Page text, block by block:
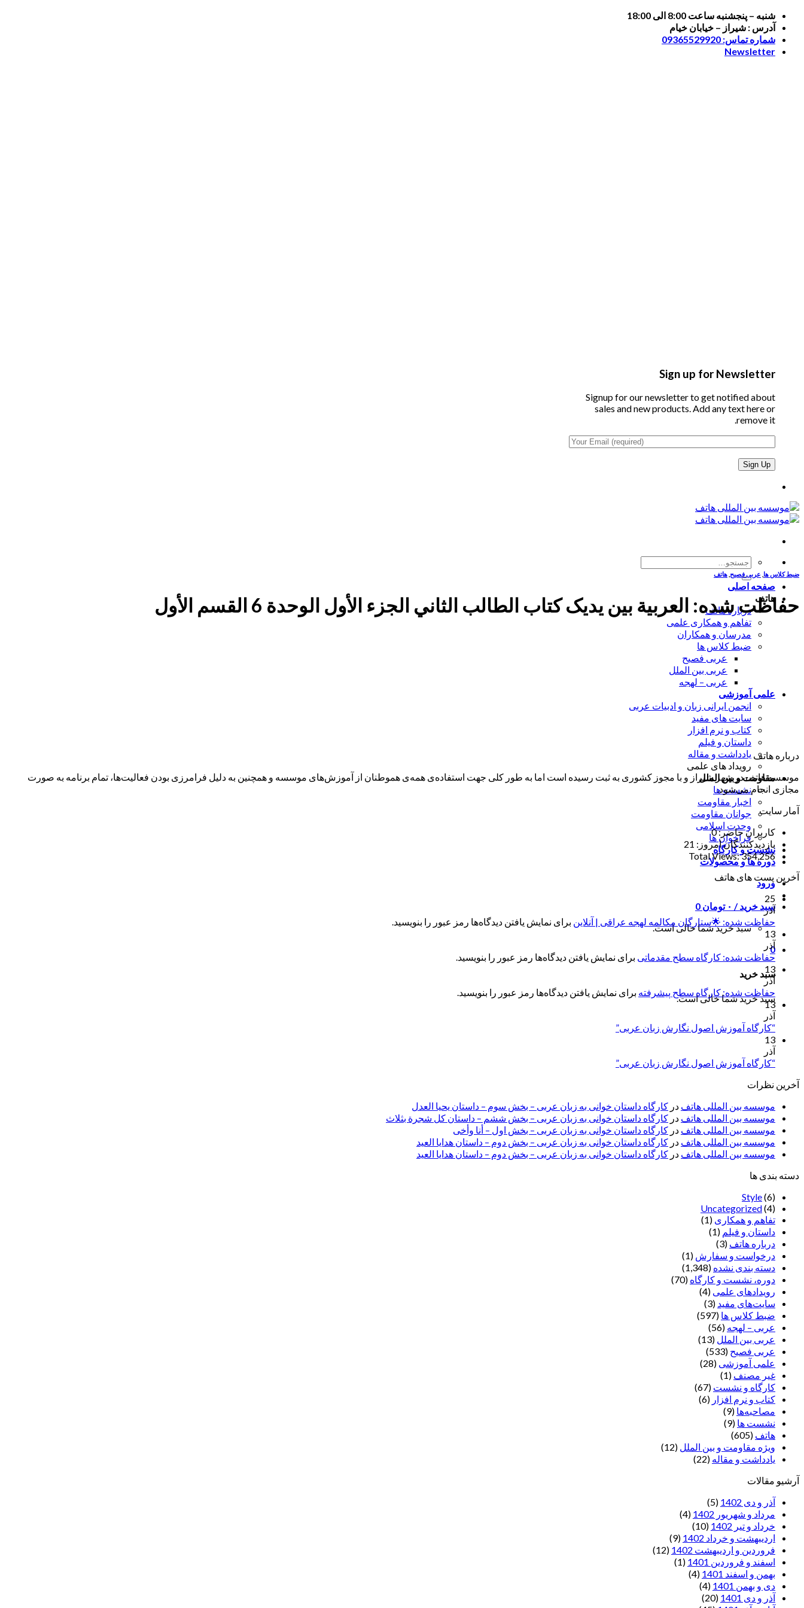
Skip
content
شنبه – پنجشنبه ساعت 8:00 الی 18:00
آدرس : شیراز – خیابان خیام
شماره تماس: 09365529920
Newsletter
Sign up for Newsletter
Signup for our newsletter to get notified about
sales and new products. Add any text here or
remove it.
جستجو
برای:
صفحه اصلی
هاتف
درباره هاتف
تفاهم و همکاری علمی
مدرسان و همکاران
ضبط کلاس ها
عربی فصیح
عربی بین الملل
عربی – لهجه
علمی آموزشی
انجمن ایرانی زبان و ادبیات عربی
سایت های مفید
کتاب و نرم افزار
داستان و فیلم
یادداشت و مقاله
رویداد های علمی
مقاومت و بین الملل
نشست ها
اخبار مقاومت
جوانان مقاومت
وحدت اسلامی
فراخوان ها
نشست و کارگاه
دوره ها و محصولات
ورود
سبد خرید / ۰ تومان 0
سبد خرید شما خالی است.
0
سبد خرید
سبد خرید شما خالی است.
ضبط کلاس ها عربی فصیح هاتف
حفاظت شده: العربیة بین یدیک کتاب الطالب الثاني الجزء الأول الوحدة 6 القسم الأول
درباره هاتف
موسسه هاتف در شهر شیراز و با مجوز کشوری به ثبت رسیده است اما به طور کلی جهت استفاده‌ی همه‌ی هموطنان از آموزش‌های موسسه و همچنین به دلیل فرامرزی بودن فعالیت‌ها، تمام برنامه به صورت
مجازی انجام می‌شود.
آمار سایت
کاربران حاضر:0
بازدیدکنندگان امروز: 21
Total Views:354,256
آخرین پست های هاتف
25
آذر
حفاظت شده: 🌟ستارگان مکالمه لهجه عراقی | آنلاین برای نمایش یافتن دیدگاه‌ها رمز عبور را بنویسید.
13
آذر
حفاظت شده: کارگاه سطح مقدماتی برای نمایش یافتن دیدگاه‌ها رمز عبور را بنویسید.
13
آذر
حفاظت شده: کارگاه سطح پیشرفته برای نمایش یافتن دیدگاه‌ها رمز عبور را بنویسید.
13
آذر
“کارگاه آموزش اصول نگارش زبان عربی”
13
آذر
“کارگاه آموزش اصول نگارش زبان عربی”
آخرین نظرات
موسسه بین المللی هاتف در کارگاه داستان خوانی به زبان عربی – بخش سوم – داستان یحیا العدل
موسسه بین المللی هاتف در کارگاه داستان خوانی به زبان عربی – بخش ششم – داستان کل شجرة بثلاث
موسسه بین المللی هاتف در کارگاه داستان خوانی به زبان عربی – بخش اول – أنا وأخی
موسسه بین المللی هاتف در کارگاه داستان خوانی به زبان عربی – بخش دوم – داستان هدایا العید
موسسه بین المللی هاتف در کارگاه داستان خوانی به زبان عربی – بخش دوم – داستان هدایا العید
دسته بندی ها
Style(6)
Uncategorized(4)
تفاهم و همکاری (1)
داستان و فیلم (1)
درباره هاتف (3)
درخواست و سفارش (1)
دسته بندی نشده (1,348)
دوره، نشست و کارگاه (70)
رویدادهای علمی (4)
سایت‌های مفید (3)
ضبط کلاس ها (597)
عربی – لهجه (56)
عربی بین الملل (13)
عربی فصیح (533)
علمی آموزشی (28)
غير مصنف (1)
کارگاه و نشست (67)
کتاب و نرم افزار (6)
مصاحبه‌ها (9)
نشست ها (9)
هاتف (605)
ویژه مقاومت و بین الملل (12)
یادداشت‌ و مقاله (22)
آرشیو مقالات
آذر و دی 1402
(5)
مرداد و شهریور 1402
(4)
خرداد و تیر 1402
(10)
اردیبهشت و خرداد 1402
(9)
فروردین و اردیبهشت 1402
(12)
اسفند و فروردین 1401
(1)
بهمن و اسفند 1401
(4)
دی و بهمن 1401
(4)
آذر و دی 1401
(20)